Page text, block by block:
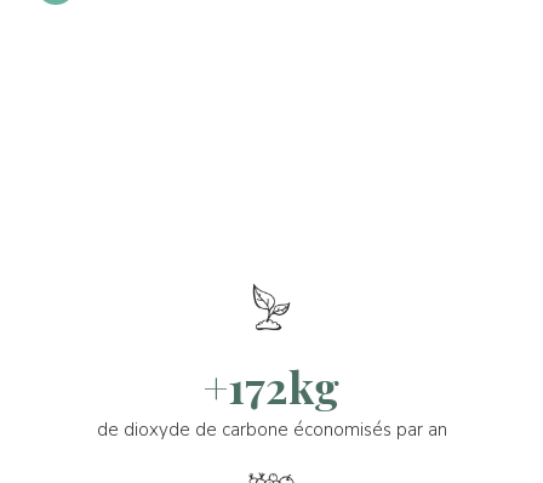
+172kg
de dioxyde de carbone économisés par an